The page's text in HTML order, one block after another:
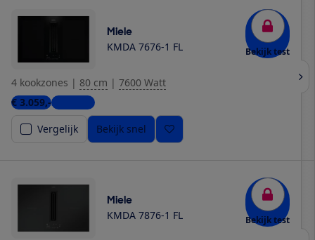
Miele
KMDA 7676-1 FL Bekijk test
4 kookzones | 80 cm | 7600 Watt
€ 3.059,-3 winkels
Vergelijk
Bekijk snel
Miele
KMDA 7876-1 FL Bekijk test